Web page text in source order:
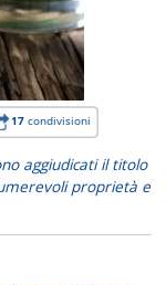
17condivisioni
aggiudicati il titolo
proprietà e